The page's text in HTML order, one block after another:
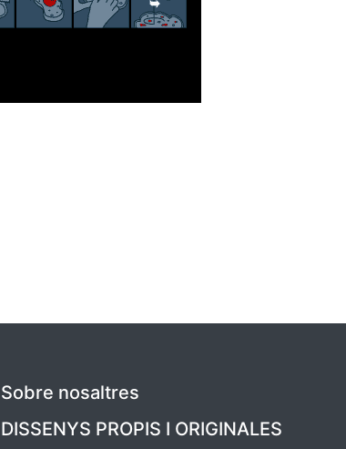
Sobre nosaltres
DISSENYS PROPIS I ORIGINALES